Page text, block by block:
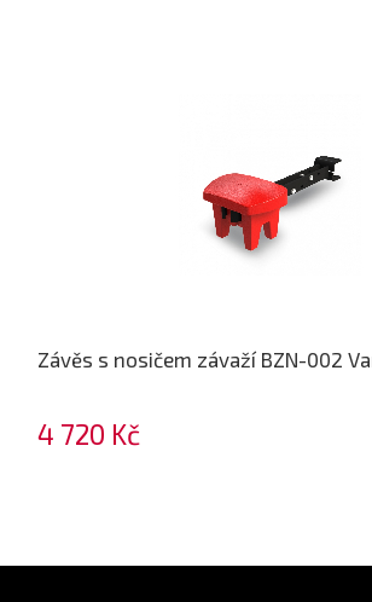
Závěs s nosičem závaží BZN-002
4 720 Kč